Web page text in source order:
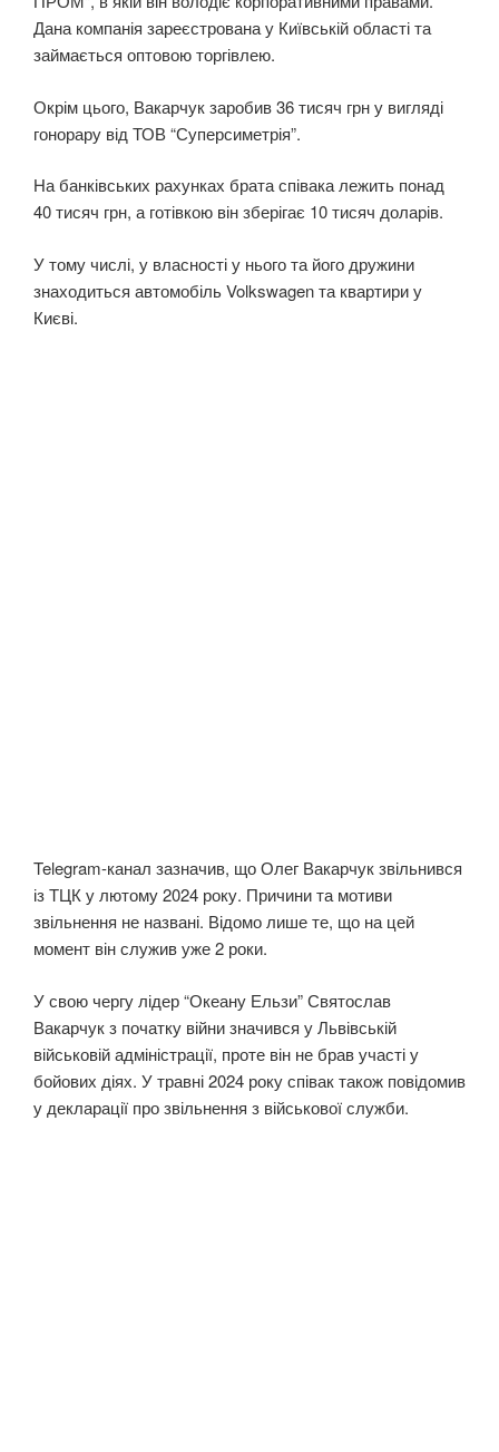
Дана компанія зареєстрована у Київській області та
займається оптовою торгівлею.
Окрім цього, Вакарчук заробив 36 тисяч грн у вигляді
гонорару від ТОВ “Суперсиметрія”.
На банківських рахунках брата співака лежить понад
40 тисяч грн, а готівкою він зберігає 10 тисяч доларів.
У тому числі, у власності у нього та його дружини
знаходиться автомобіль Volkswagen та квартири у
Києві.
Telegram-канал зазначив, що Олег Вакарчук звільнився
із ТЦК у лютому 2024 року. Причини та мотиви
звільнення не названі. Відомо лише те, що на цей
момент він служив уже 2 роки.
У свою чергу лідер “Океану Ельзи” Святослав
Вакарчук з початку війни значився у Львівській
військовій адміністрації, проте він не брав участі у
бойових діях. У травні 2024 року співак також повідомив
у декларації про звільнення з військової служби.